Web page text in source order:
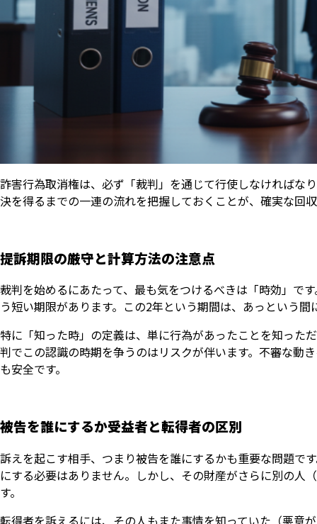
詐害行為取消権は、必ず「裁判」を通じて行使しなければな
決を得るまでの一連の流れを把握しておくことが、確実な回
提訴期限の厳守と計算方法の注意点
裁判を始めるにあたって、最も気をつけるべきは「時効」で
う短い期限があります。この2年という期間は、あっという間
特に「知った時」の定義は、単に行為があったことを知った
判でこの認識の時期を争うのはリスクが伴います。不審な動
も安全です。
被告を誰にするか受益者と転得者の区別
訴えを起こす相手、つまり被告を誰にするかも重要な問題で
にする必要はありません。しかし、その財産がさらに別の人
す。
転得者を訴えるには、その人もまた事情を知っていた（悪意